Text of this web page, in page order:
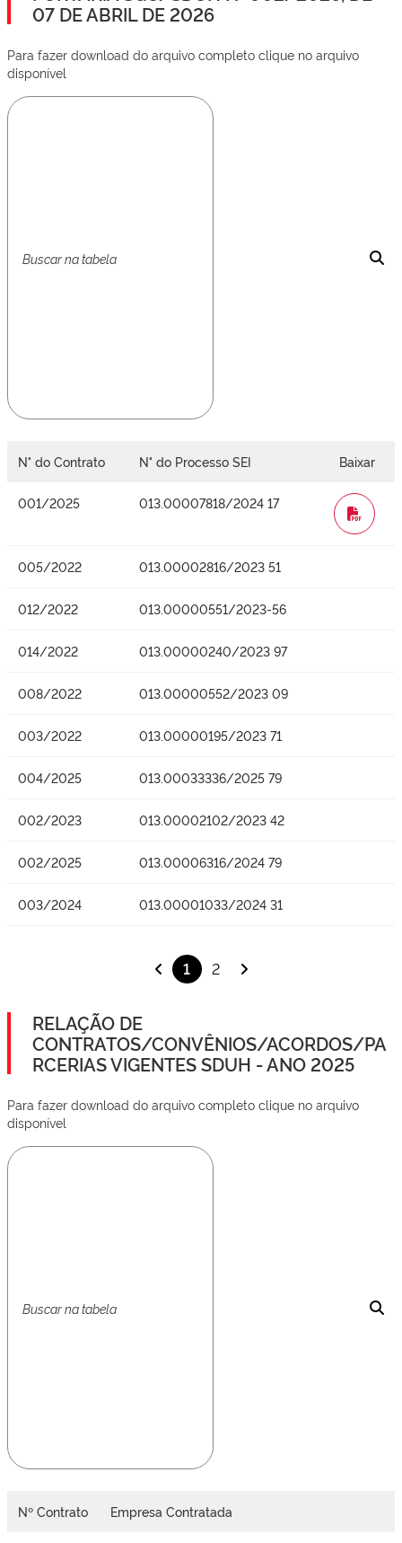
07 DE ABRIL DE 2026
Para fazer download do arquivo completo clique no arquivo
disponível
N° do Contrato N° do Processo SEI Baixar
001/2025 013.00007818/2024 17
WORD
005/2022 013.00002816/2023 51
012/2022 013.00000551/2023-56
014/2022 013.00000240/2023 97
008/2022 013.00000552/2023 09
003/2022 013.00000195/2023 71
004/2025 013.00033336/2025 79
002/2023 013.00002102/2023 42
002/2025 013.00006316/2024 79
003/2024 013.00001033/2024 31
1 2
RELAÇÃO DE
CONTRATOS/CONVÊNIOS/ACORDOS/PA
RCERIAS VIGENTES SDUH - ANO 2025
Para fazer download do arquivo completo clique no arquivo
disponível
Nº Contrato Empresa Contratada